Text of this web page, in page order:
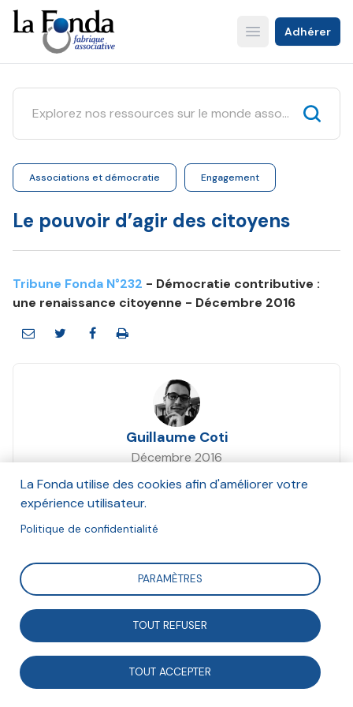
Aller
au
contenu
principal
Open main menu
Adhérer
Associations et démocratie Engagement
Le pouvoir d’agir des citoyens
Tribune Fonda N°232 - Démocratie contributive :
une renaissance citoyenne - Décembre 2016
Guillaume Coti
Décembre 2016
« Que nous vaut la liberté sans le pouvoir d’agir ?
C’est une belle lampe magique dont la lumière, le
secret nous est inconnu. » Jean Tréteau. Analyse et
mis en parallèle de différentes expérimentation
promouvant le pouvoir d'agir des citoyens.
La Fonda utilise des cookies afin d'améliorer votre
expérience utilisateur.
Politique de confidentialité
PARAMÈTRES
TOUT REFUSER
TOUT ACCEPTER